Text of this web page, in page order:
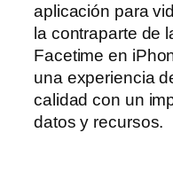
aplicación para
la contraparte de
Facetime en
una experiencia
calidad con un
datos y recursos.